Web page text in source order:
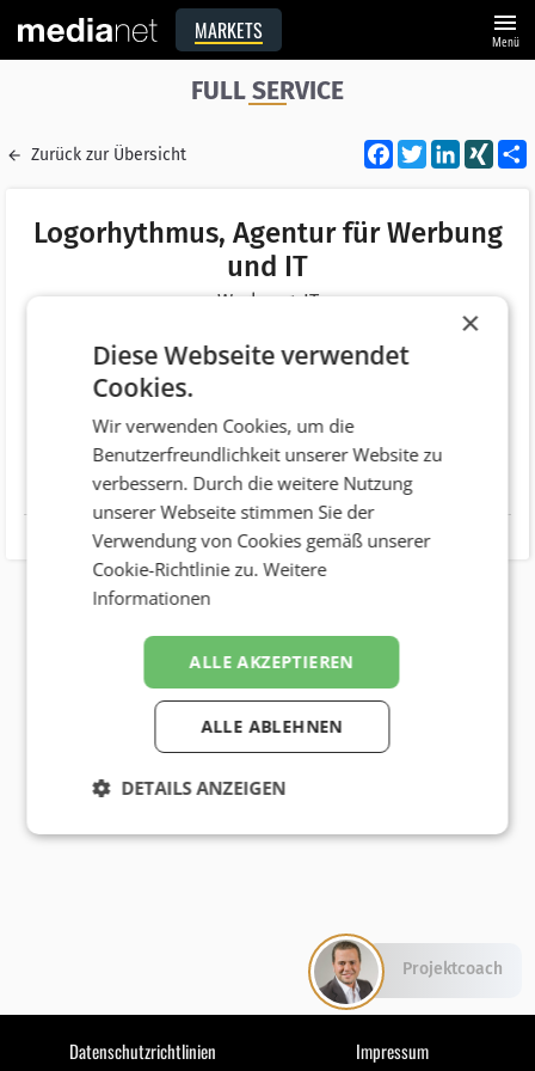
MARKETS menu
Menü
FULL SERVICE
Zurück zur Übersicht Facebook
Twitter XING
Logorhythmus, Agentur für Werbung
und IT
Werbung, IT
Adresse Viktor-Kaplan-Allee 7
Telefonnummer
+43 (2626) 200 85
Website http://www.logorhythmus.at
Datenschutzrichtlinien Impressum
×
Diese Webseite verwendet
Cookies.
Wir verwenden Cookies, um die
Benutzerfreundlichkeit unserer Website zu
verbessern. Durch die weitere Nutzung
unserer Webseite stimmen Sie der
Verwendung von Cookies gemäß unserer
Cookie-Richtlinie zu.Weitere
Informationen
ALLE AKZEPTIEREN
ALLE ABLEHNEN
DETAILS ANZEIGEN
Projektcoach